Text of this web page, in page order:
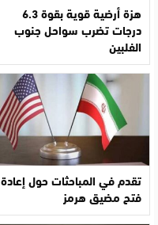
هزة أرضية قوية بقوة 6.3
درجات تضرب سواحل جنوب
الفلبين
تقدم في المباحثات حول إعادة
فتح مضيق هرمز